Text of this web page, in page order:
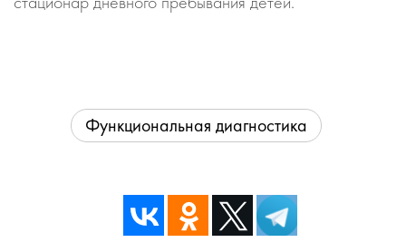
Функциональная диагностика